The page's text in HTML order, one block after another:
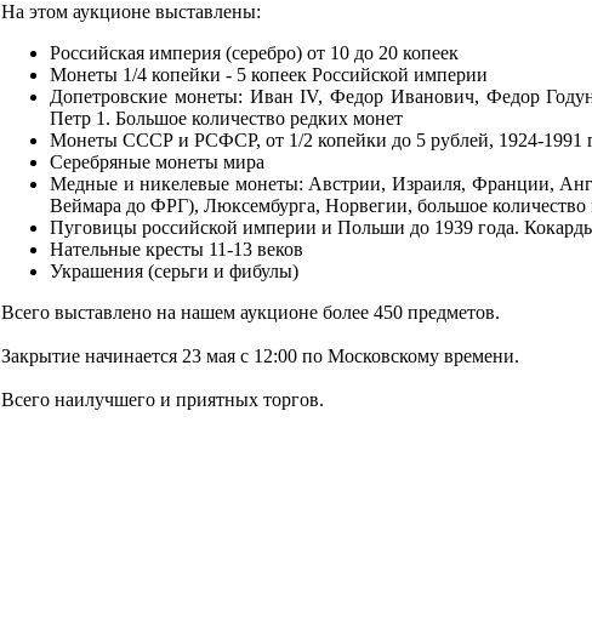
На этом аукционе выставлены:
Российская империя (серебро) от 10 до 20 копеек
Монеты 1/4 копейки - 5 копеек Российской империи
Допетровские монеты: Иван IV, Федор Иванович, Федор
Петр 1. Большое количество редких монет
Монеты СССР и РСФСР, от 1/2 копейки до 5 рублей, 1924-1991
Серебряные монеты мира
Медные и никелевые монеты: Австрии, Израиля, Франции,
Веймара до ФРГ), Люксембурга, Норвегии, большое
Пуговицы российской империи и Польши до 1939 года.
Нательные кресты 11-13 веков
Украшения (серьги и фибулы)
Всего выставлено на нашем аукционе более 450 предметов.
Закрытие начинается 23 мая с 12:00 по Московскому времени.
Всего наилучшего и приятных торгов.